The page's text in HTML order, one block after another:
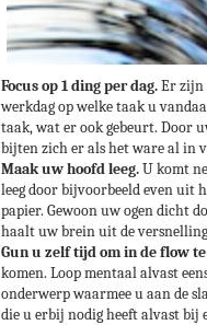
Focus op 1 ding per dag.Er zijn
werkdag op welke taak u
taak, wat er ook gebeurt. Door
bijten zich er als het ware al in
Maak uw hoofd leeg.U komt
leeg door bijvoorbeeld even uit
papier. Gewoon uw ogen dicht
haalt uw brein uit de
Gun u zelf tijd om in de flow
komen. Loop mentaal alvast
onderwerp waarmee u aan de
die u erbij nodig heeft alvast bij